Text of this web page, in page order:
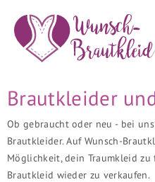
Brautkleider
Ob gebraucht oder neu - bei
Brautkleider. Auf Wunsch-
Möglichkeit, dein Traumkleid
Brautkleid wieder zu verkaufen.